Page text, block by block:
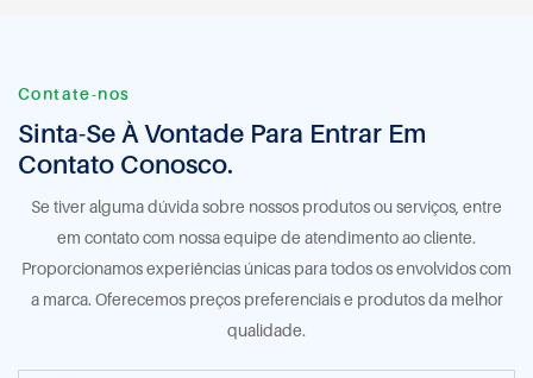
Contate-nos
Sinta-Se À Vontade Para Entrar Em
Contato Conosco.
Se tiver alguma dúvida sobre nossos produtos ou serviços, entre
em contato com nossa equipe de atendimento ao cliente.
Proporcionamos experiências únicas para todos os envolvidos com
a marca. Oferecemos preços preferenciais e produtos da melhor
qualidade.